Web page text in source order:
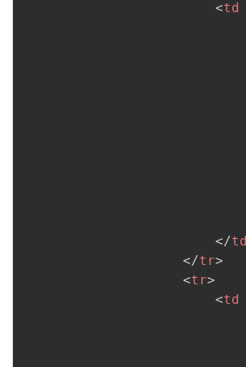
<td
</td
</tr>
<tr>
<td